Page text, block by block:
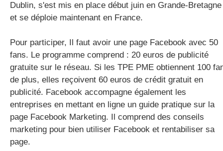
Dublin, s'est mis en place début juin en Grande-Bretagne
et se déploie maintenant en France.
Pour participer, Il faut avoir une page Facebook avec 50
fans. Le programme comprend : 20 euros de publicité
gratuite sur le réseau. Si les TPE PME obtiennent 100
de plus, elles reçoivent 60 euros de crédit gratuit en
publicité. Facebook accompagne également les
entreprises en mettant en ligne un guide pratique sur la
page Facebook Marketing. Il comprend des conseils
marketing pour bien utiliser Facebook et rentabiliser sa
page.